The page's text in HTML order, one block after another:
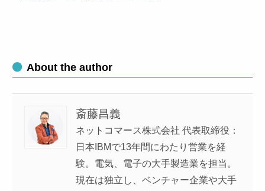
About the author
斎藤昌義
ネットコマース株式会社 代表取締役：
日本IBMで13年間にわたり営業を経
験。電気、電子の大手製造業を担当。
現在は独立し、ベンチャー企業や大手